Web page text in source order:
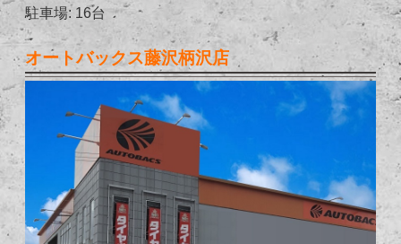
駐車場: 16台
オートバックス藤沢柄沢店